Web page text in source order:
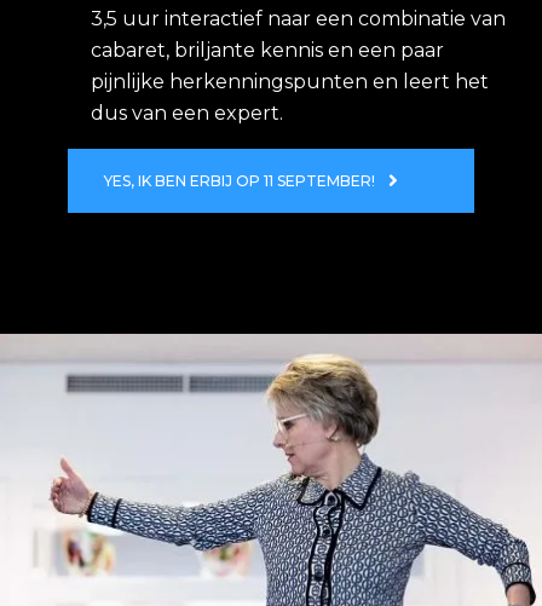
3,5 uur interactief naar een combinatie van
cabaret, briljante kennis en een paar
pijnlijke herkenningspunten en leert het
dus van een expert.
YES, IK BEN ERBIJ OP 11 SEPTEMBER!